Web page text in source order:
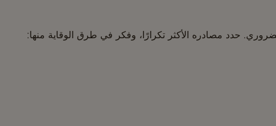
حدد مصادره الأكثر تكرارًا، وفكر في طرق الوقاية منها: